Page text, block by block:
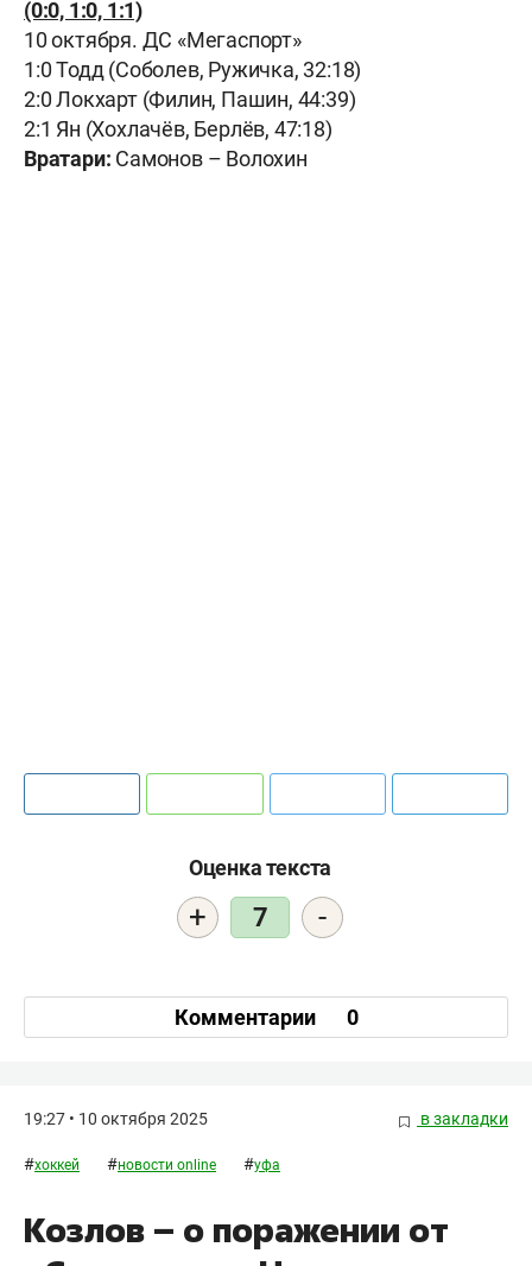
(0:0, 1:0, 1:1)
10 октября. ДС «Мегаспорт»
1:0 Тодд (Соболев, Ружичка, 32:18)
2:0 Локхарт (Филин, Пашин, 44:39)
2:1 Ян (Хохлачёв, Берлёв, 47:18)
Вратари: Самонов – Волохин
Оценка текста
+ 7 -
Комментарии 0
19:27 • 10 октября 2025 в закладки
#хоккей #новости online #уфа
Козлов – о поражении от